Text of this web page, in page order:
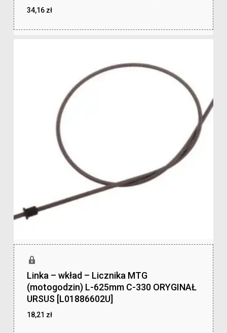
34,16 zł
Linka – wkład – Licznika MTG
(motogodzin) L-625mm C-330 ORYGINAŁ
URSUS [L01886602U]
18,21 zł